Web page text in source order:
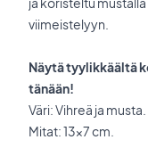
viimeistelyyn.
Näytä tyylikkäältä
tänään!
Väri: Vihreä ja musta.
Mitat: 13x7 cm.